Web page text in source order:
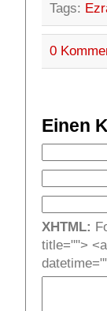
Tags:
0
Einen
XHTML:
title="">